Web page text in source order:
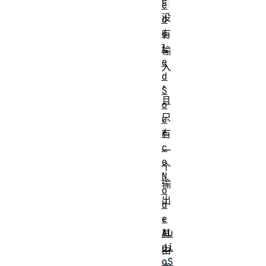
没
有
输
入
，
且
只
有
一
个
输
出
，
其
由
e
d
u
l
e
d
S
o
u
r
c
e
N
o
d
e
Au
di
oS